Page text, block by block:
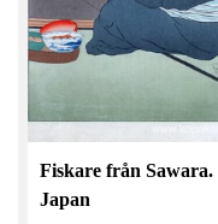
Fiskare från Sawara.
Japan